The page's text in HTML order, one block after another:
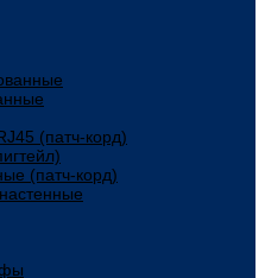
(патч-корд)
(патч-корд)